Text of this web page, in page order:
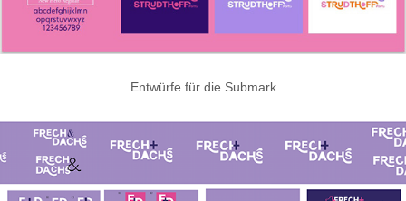
Entwürfe für die Submark